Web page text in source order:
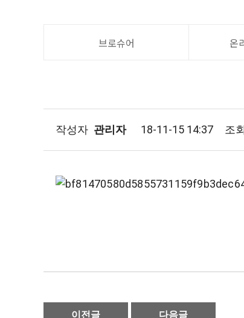
브로슈어 온
작성자 관리자 18-11-15 14:37 조회
이전글 다음글